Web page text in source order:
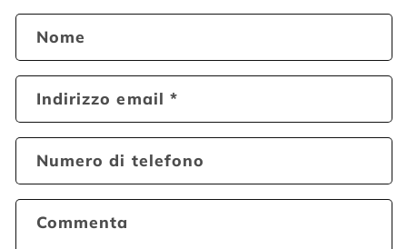
Nome
Indirizzo email*
Numero di telefono
Commenta